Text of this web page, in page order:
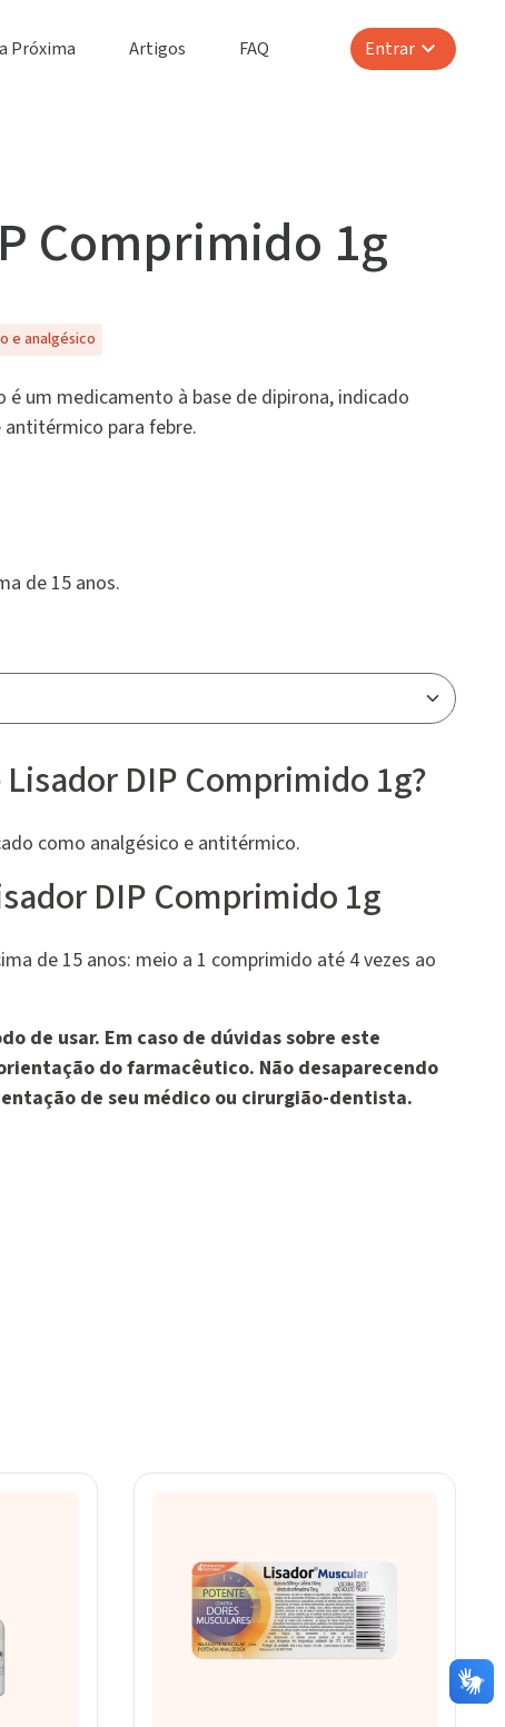
Próxima Artigos FAQ Entrar
Comprimido 1g
e analgésico
é um medicamento à base de dipirona, indicado
para febre.
de 15 anos.
DIP Comprimido 1g?
como analgésico e antitérmico.
DIP Comprimido 1g
de 15 anos: meio a 1 comprimido até 4 vezes ao
de usar. Em caso de dúvidas sobre este
do farmacêutico. Não desaparecendo
de seu médico ou cirurgião-dentista.